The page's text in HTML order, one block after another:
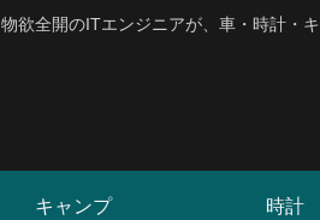
物欲全開のITエンジニアが、車・時計・
キャンプ 時計